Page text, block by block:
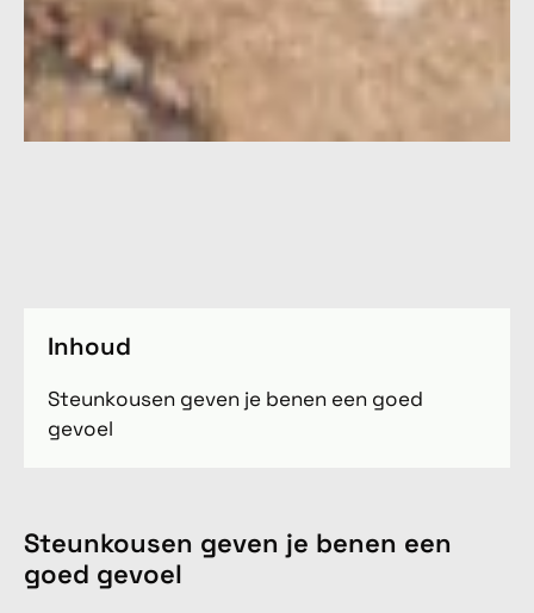
Steunkousen geven je benen een
goed gevoel
Inhoud
Steunkousen geven je benen een goed
gevoel